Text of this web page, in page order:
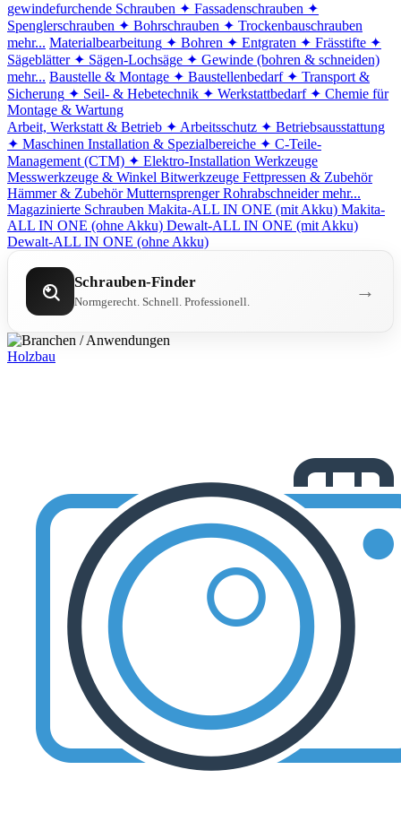
gewindefurchende Schrauben ✦ Fassadenschrauben ✦
Spenglerschrauben ✦ Bohrschrauben ✦ Trockenbauschrauben
mehr... Materialbearbeitung ✦ Bohren ✦ Entgraten ✦ Frässtifte ✦
Sägeblätter ✦ Sägen-Lochsäge ✦ Gewinde (bohren & schneiden)
mehr... Baustelle & Montage ✦ Baustellenbedarf ✦ Transport &
Sicherung ✦ Seil- & Hebetechnik ✦ Werkstattbedarf ✦ Chemie für
Montage & Wartung
Arbeit, Werkstatt & Betrieb ✦ Arbeitsschutz ✦ Betriebsausstattung
✦ Maschinen Installation & Spezialbereiche ✦ C-Teile-
Management (CTM) ✦ Elektro-Installation Werkzeuge
Messwerkzeuge & Winkel Bitwerkzeuge Fettpressen & Zubehör
Hämmer & Zubehör Mutternsprenger Rohrabschneider mehr...
Magazinierte Schrauben Makita-ALL IN ONE (mit Akku) Makita-
ALL IN ONE (ohne Akku) Dewalt-ALL IN ONE (mit Akku)
Dewalt-ALL IN ONE (ohne Akku)
Schrauben-Finder
Normgerecht. Schnell. Professionell. →
Holzbau